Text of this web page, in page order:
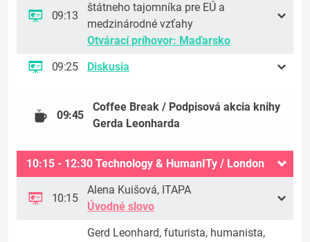
09:13
štátneho tajomníka pre EÚ a
medzinárodné vzťahy
Otvárací príhovor: Maďarsko
09:25
Diskusia
09:45
Coffee Break / Podpisová akcia knihy
Gerda Leonharda
10:15 - 12:30 Technology & HumanITy / London
10:15
Alena Kuišová, ITAPA
Úvodné slovo
Gerd Leonhard, futurista, humanista,